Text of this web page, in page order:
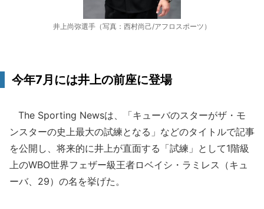
井上尚弥選手（写真：西村尚己/アフロスポーツ）
今年7月には井上の前座に登場
The Sporting Newsは、「キューバのスターがザ・モ
ンスターの史上最大の試練となる」などのタイトルで記事
を公開し、将来的に井上が直面する「試練」として1階級
上のWBO世界フェザー級王者ロベイシ・ラミレス（キュ
ーバ、29）の名を挙げた。